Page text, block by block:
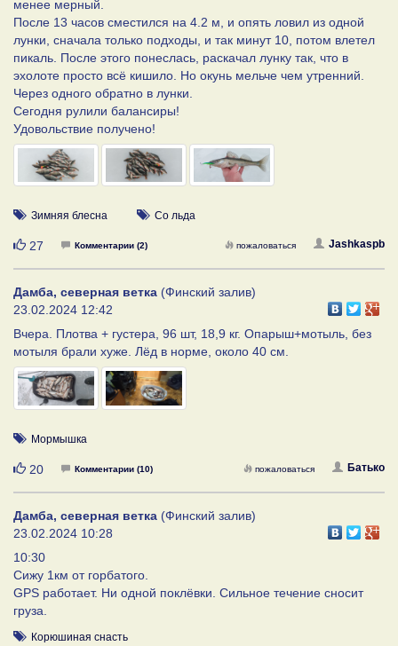
менее мерный.
После 13 часов сместился на 4.2 м, и опять ловил из одной
лунки, сначала только подходы, и так минут 10, потом влетел
пикаль. После этого понеслась, раскачал лунку так, что в
эхолоте просто всё кишило. Но окунь мельче чем утренний.
Через одного обратно в лунки.
Сегодня рулили балансиры!
Удовольствие получено!
Зимняя блесна Со льда
Нравится
27 Комментарии (2) Jashkaspb
пожаловаться
Дамба, северная ветка (Финский залив)
23.02.2024 12:42
Вчера. Плотва + густера, 96 шт, 18,9 кг. Опарыш+мотыль, без
мотыля брали хуже. Лёд в норме, около 40 см.
Мормышка
Нравится
20 Комментарии (10) Батько
пожаловаться
Дамба, северная ветка (Финский залив)
23.02.2024 10:28
10:30
Сижу 1км от горбатого.
GPS работает. Ни одной поклёвки. Сильное течение сносит
груза.
Корюшиная снасть